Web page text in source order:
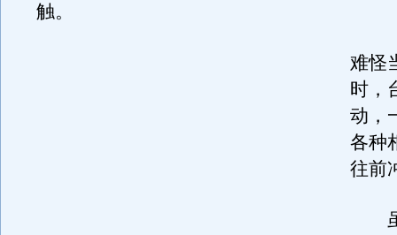
触。
难怪
时，
动，
各种
往前
虽